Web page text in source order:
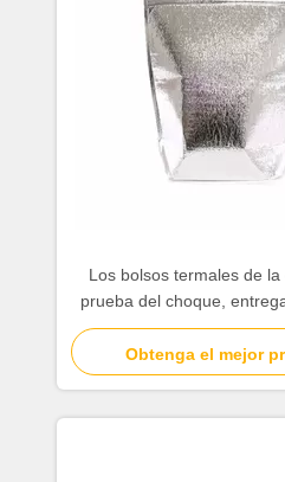
Los bolsos termales de
prueba del choque,
comida empaquetan el
aluminio de la
Obtenga el mejor